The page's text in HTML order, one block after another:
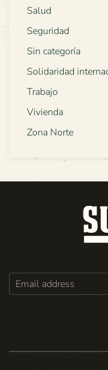
Salud
Seguridad
Sin categoría
Solidaridad
Trabajo
Vivienda
Zona Norte